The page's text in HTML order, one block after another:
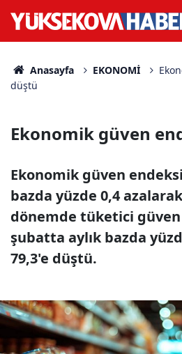
Anasayfa EKONOMİ
düştü
Ekonomik güven
Ekonomik güven
bazda yüzde 0,4
dönemde tüketici
şubatta aylık bazda
79,3'e düştü.